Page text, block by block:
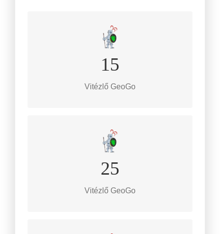
15
Vitézlő GeoGo
15 km
Gyalogos táv
TOVÁBB
25
Vitézlő GeoGo
25 km
Gyalogos táv
TOVÁBB